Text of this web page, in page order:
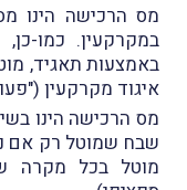
מס הרכישה הינו
במקרקעין. כמו-
באמצעות תאגיד,
איגוד מקרקעין
מס הרכישה הינו
שבח שמוטל רק אם
מוטל בכל מקרה